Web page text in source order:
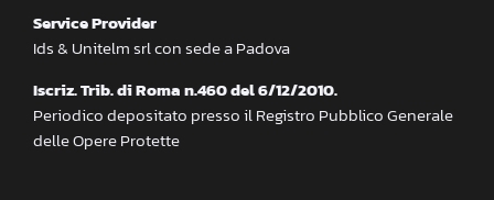
Service Provider
Ids & Unitelm srl con sede a Padova
Iscriz. Trib. di Roma n.460 del 6/12/2010.
Periodico depositato presso il Registro Pubblico Generale
delle Opere Protette